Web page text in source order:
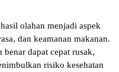
olahan menjadi aspek
dan keamanan makanan.
dapat cepat rusak,
risiko kesehatan